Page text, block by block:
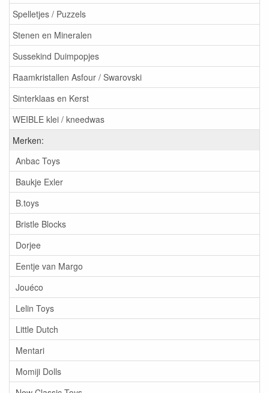
Spelletjes / Puzzels
Stenen en Mineralen
Sussekind Duimpopjes
Raamkristallen Asfour / Swarovski
Sinterklaas en Kerst
WEIBLE klei / kneedwas
Merken:
Anbac Toys
Baukje Exler
B.toys
Bristle Blocks
Dorjee
Eentje van Margo
Jouéco
Lelin Toys
Little Dutch
Mentari
Momiji Dolls